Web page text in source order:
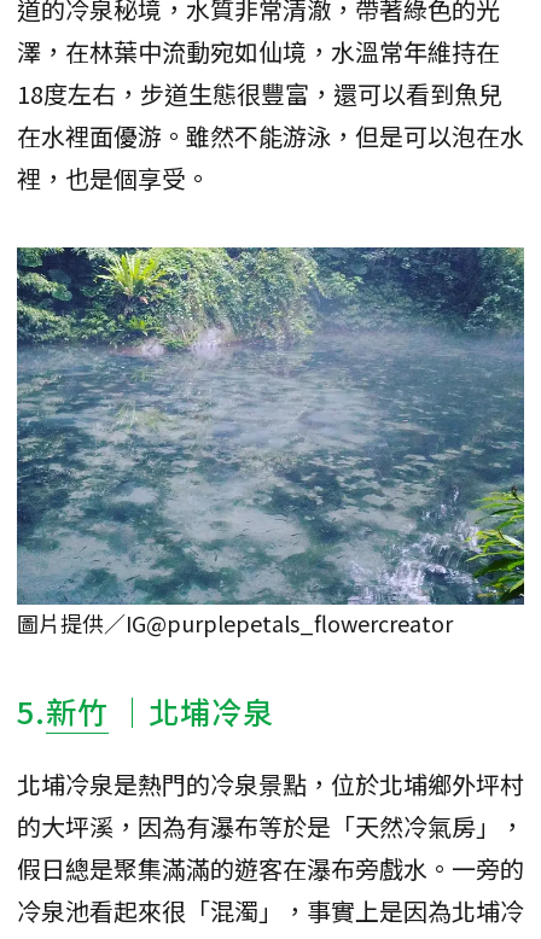
道的冷泉秘境，水質非常清澈，帶著綠色的光
澤，在林葉中流動宛如仙境，水溫常年維持在
18度左右，步道生態很豐富，還可以看到魚兒
在水裡面優游。雖然不能游泳，但是可以泡在水
裡，也是個享受。
圖片提供／IG@purplepetals_flowercreator
5.新竹 ｜北埔冷泉
北埔冷泉是熱門的冷泉景點，位於北埔鄉外坪村
的大坪溪，因為有瀑布等於是「天然冷氣房」，
假日總是聚集滿滿的遊客在瀑布旁戲水。一旁的
冷泉池看起來很「混濁」，事實上是因為北埔冷